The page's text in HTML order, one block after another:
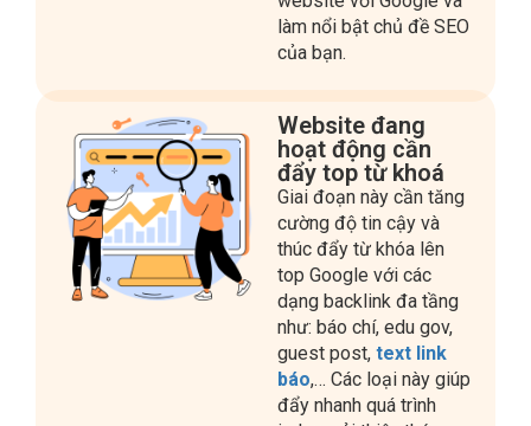
Website đang
Giai đoạn này cần tăng
cường độ tin cậy và
thúc đẩy từ khóa lên
top Google với các
dạng backlink đa tầng
như: báo chí, edu gov,
guest post,text link
báo,… Các loại này giúp
đẩy nhanh quá trình
index, cải thiện thứ
hạng từ khóa và tiết
kiệm thời gian trong